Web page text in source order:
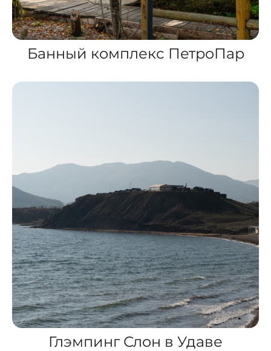
Банный комплекс ПетроПар
Глэмпинг Слон в Удаве